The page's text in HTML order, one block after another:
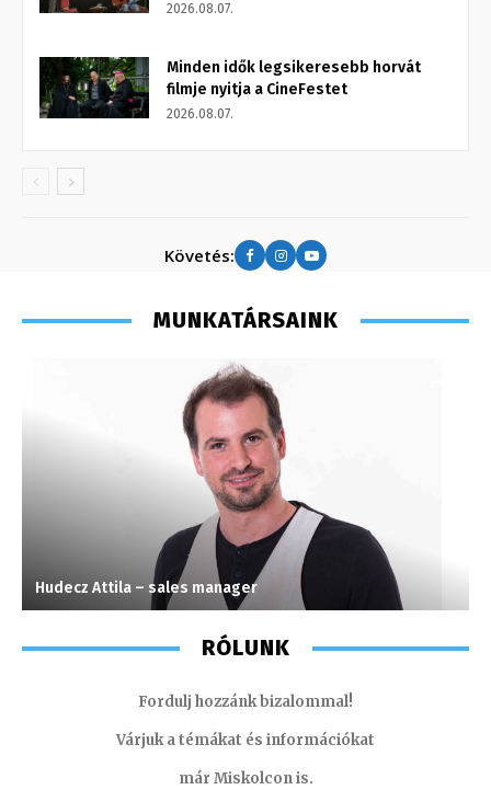
2026.08.07.
Minden idők legsikeresebb horvát
filmje nyitja a CineFestet
2026.08.07.
Követés:
MUNKATÁRSAINK
Hudecz Attila – sales manager
RÓLUNK
Fordulj hozzánk bizalommal!
Várjuk a témákat és információkat
már Miskolcon is.